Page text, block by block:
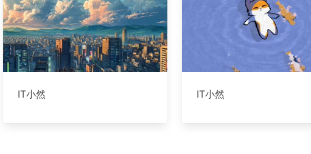
IT小然 IT小然